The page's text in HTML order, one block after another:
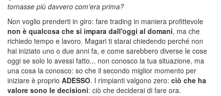
tornasse più davvero com'era prima?
Non voglio prenderti in giro: fare trading in maniera profittevole
non è qualcosa che si impara dall'oggi al domani, ma che
richiedo tempo e lavoro. Magari ti starai chiedendo perché non
hai iniziato uno o due anni fa, e come sarebbero diverse le cose
oggi se solo lo avessi fatto... non conosco la tua situazione, ma
una cosa la conosco: so che il secondo miglior momento per
iniziare è proprio ADESSO. I rimpianti valgono zero: ciò che ha
valore sono le decisioni: ciò che deciderai di fare ora.